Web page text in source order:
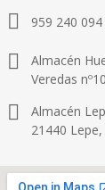
959 240
Almacén
Veredas
Almacén
21440